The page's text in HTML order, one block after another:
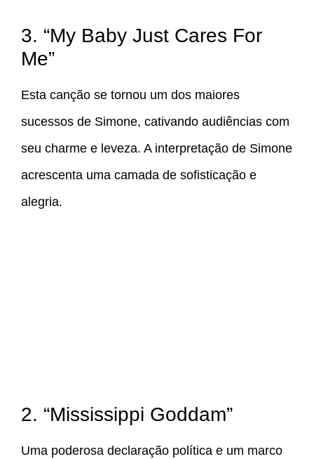
3. “My Baby Just Cares For
Me”
Esta canção se tornou um dos maiores
sucessos de Simone, cativando audiências com
seu charme e leveza. A interpretação de Simone
acrescenta uma camada de sofisticação e
alegria.
2. “Mississippi Goddam”
Uma poderosa declaração política e um marco